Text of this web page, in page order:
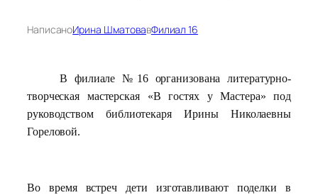
НаписаноИрина ШматовавФилиал 16
В филиале №16 организована литературно-
творческая мастерская «В гостях у Мастера» под
руководством библиотекаря Ирины Николаевны
Гореловой.
Во время встреч дети изготавливают поделки в